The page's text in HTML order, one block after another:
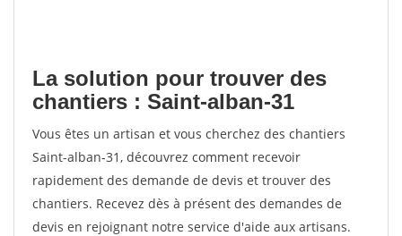
La solution pour trouver des
chantiers : Saint-alban-31
Vous êtes un artisan et vous cherchez des chantiers
Saint-alban-31, découvrez comment recevoir
rapidement des demande de devis et trouver des
chantiers. Recevez dès à présent des demandes de
devis en rejoignant notre service d'aide aux artisans.